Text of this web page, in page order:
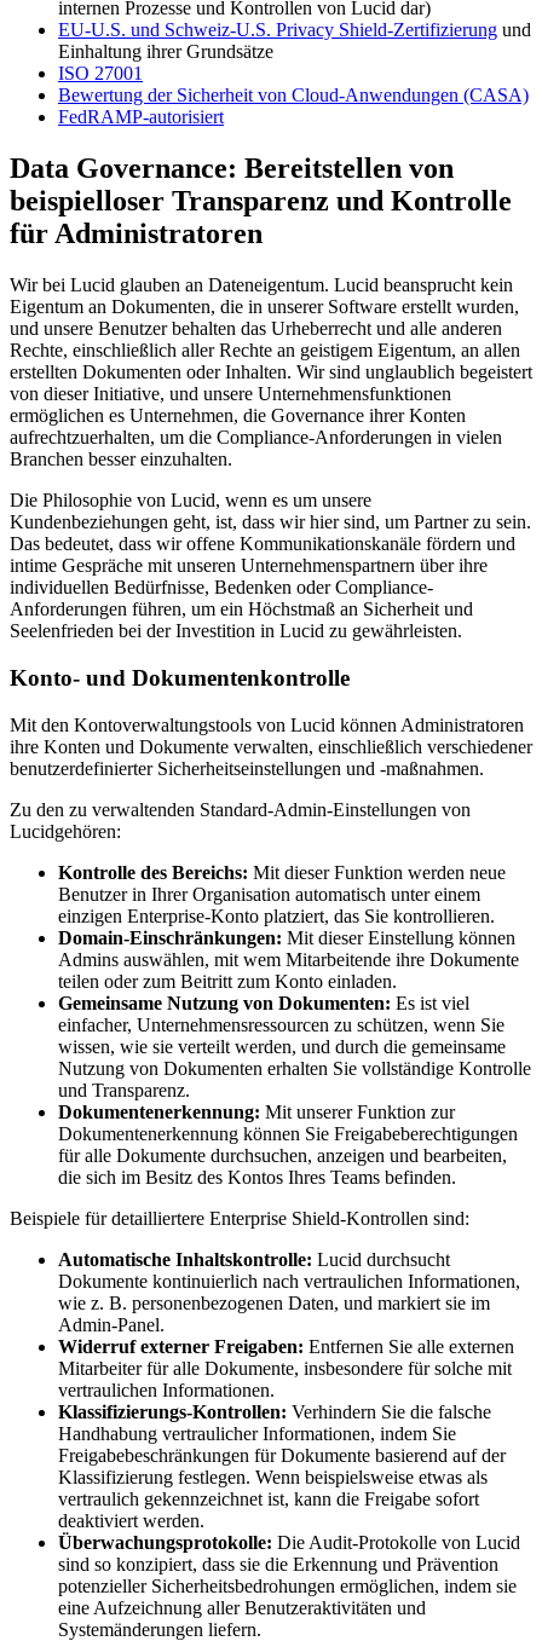
internen Prozesse und Kontrollen von Lucid dar)
EU-U.S. und Schweiz-U.S. Privacy Shield-Zertifizierung und
Einhaltung ihrer Grundsätze
ISO 27001
Bewertung der Sicherheit von Cloud-Anwendungen (CASA)
FedRAMP-autorisiert
Data Governance: Bereitstellen von
beispielloser Transparenz und Kontrolle
für Administratoren
Wir bei Lucid glauben an Dateneigentum. Lucid beansprucht kein
Eigentum an Dokumenten, die in unserer Software erstellt wurden,
und unsere Benutzer behalten das Urheberrecht und alle anderen
Rechte, einschließlich aller Rechte an geistigem Eigentum, an allen
erstellten Dokumenten oder Inhalten. Wir sind unglaublich begeistert
von dieser Initiative, und unsere Unternehmensfunktionen
ermöglichen es Unternehmen, die Governance ihrer Konten
aufrechtzuerhalten, um die Compliance-Anforderungen in vielen
Branchen besser einzuhalten.
Die Philosophie von Lucid, wenn es um unsere
Kundenbeziehungen geht, ist, dass wir hier sind, um Partner zu sein.
Das bedeutet, dass wir offene Kommunikationskanäle fördern und
intime Gespräche mit unseren Unternehmenspartnern über ihre
individuellen Bedürfnisse, Bedenken oder Compliance-
Anforderungen führen, um ein Höchstmaß an Sicherheit und
Seelenfrieden bei der Investition in Lucid zu gewährleisten.
Konto- und Dokumentenkontrolle
Mit den Kontoverwaltungstools von Lucid können Administratoren
ihre Konten und Dokumente verwalten, einschließlich verschiedener
benutzerdefinierter Sicherheitseinstellungen und -maßnahmen.
Zu den zu verwaltenden Standard-Admin-Einstellungen von
Lucidgehören:
Kontrolle des Bereichs: Mit dieser Funktion werden neue
Benutzer in Ihrer Organisation automatisch unter einem
einzigen Enterprise-Konto platziert, das Sie kontrollieren.
Domain-Einschränkungen: Mit dieser Einstellung können
Admins auswählen, mit wem Mitarbeitende ihre Dokumente
teilen oder zum Beitritt zum Konto einladen.
Gemeinsame Nutzung von Dokumenten: Es ist viel
einfacher, Unternehmensressourcen zu schützen, wenn Sie
wissen, wie sie verteilt werden, und durch die gemeinsame
Nutzung von Dokumenten erhalten Sie vollständige Kontrolle
und Transparenz.
Dokumentenerkennung: Mit unserer Funktion zur
Dokumentenerkennung können Sie Freigabeberechtigungen
für alle Dokumente durchsuchen, anzeigen und bearbeiten,
die sich im Besitz des Kontos Ihres Teams befinden.
Beispiele für detailliertere Enterprise Shield-Kontrollen sind:
Automatische Inhaltskontrolle: Lucid durchsucht
Dokumente kontinuierlich nach vertraulichen Informationen,
wie z. B. personenbezogenen Daten, und markiert sie im
Admin-Panel.
Widerruf externer Freigaben: Entfernen Sie alle externen
Mitarbeiter für alle Dokumente, insbesondere für solche mit
vertraulichen Informationen.
Klassifizierungs-Kontrollen: Verhindern Sie die falsche
Handhabung vertraulicher Informationen, indem Sie
Freigabebeschränkungen für Dokumente basierend auf der
Klassifizierung festlegen. Wenn beispielsweise etwas als
vertraulich gekennzeichnet ist, kann die Freigabe sofort
deaktiviert werden.
Überwachungsprotokolle: Die Audit-Protokolle von Lucid
sind so konzipiert, dass sie die Erkennung und Prävention
potenzieller Sicherheitsbedrohungen ermöglichen, indem sie
eine Aufzeichnung aller Benutzeraktivitäten und
Systemänderungen liefern.